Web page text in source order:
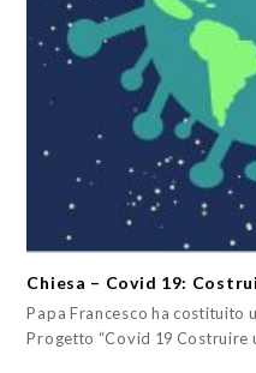
Chiesa – Covid 19:
Papa Francesco ha costituito
Progetto “Covid 19 Costruire